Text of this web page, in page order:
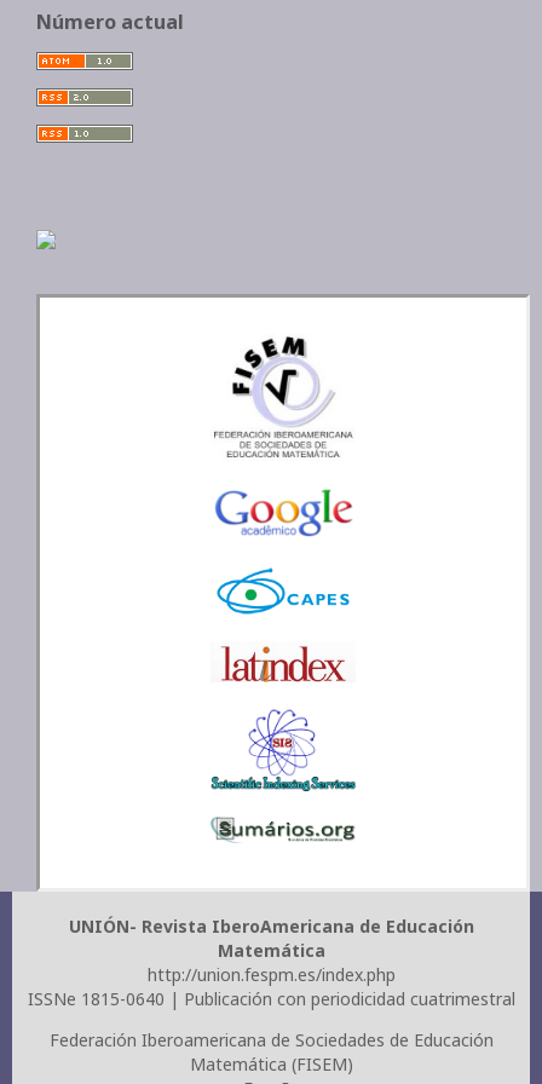
Número actual
UNIÓN- Revista IberoAmericana de Educación
Matemática
http://union.fespm.es/index.php
ISSNe 1815-0640 | Publicación con periodicidad cuatrimestral
Federación Iberoamericana de Sociedades de Educación
Matemática (FISEM)